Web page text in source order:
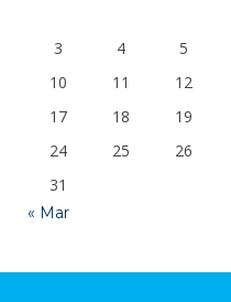
3
4 5
10
11 12
17
18 19
24
25 26
31
« Mar